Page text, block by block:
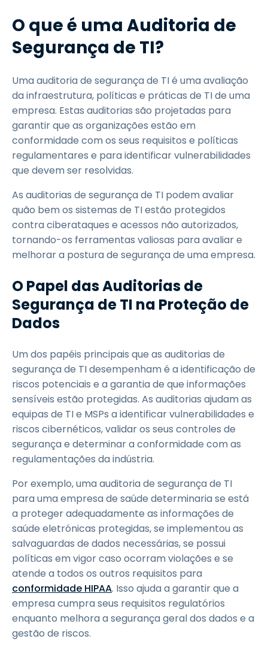
O que é uma Auditoria de
Segurança de TI?
Uma auditoria de segurança de TI é uma avaliação
da infraestrutura, políticas e práticas de TI de uma
empresa. Estas auditorias são projetadas para
garantir que as organizações estão em
conformidade com os seus requisitos e políticas
regulamentares e para identificar vulnerabilidades
que devem ser resolvidas.
As auditorias de segurança de TI podem avaliar
quão bem os sistemas de TI estão protegidos
contra ciberataques e acessos não autorizados,
tornando-os ferramentas valiosas para avaliar e
melhorar a postura de segurança de uma empresa.
O Papel das Auditorias de
Segurança de TI na Proteção de
Dados
Um dos papéis principais que as auditorias de
segurança de TI desempenham é a identificação de
riscos potenciais e a garantia de que informações
sensíveis estão protegidas. As auditorias ajudam as
equipas de TI e MSPs a identificar vulnerabilidades e
riscos cibernéticos, validar os seus controles de
segurança e determinar a conformidade com as
regulamentações da indústria.
Por exemplo, uma auditoria de segurança de TI
para uma empresa de saúde determinaria se está
a proteger adequadamente as informações de
saúde eletrónicas protegidas, se implementou as
salvaguardas de dados necessárias, se possui
políticas em vigor caso ocorram violações e se
atende a todos os outros requisitos para
conformidade HIPAA. Isso ajuda a garantir que a
empresa cumpra seus requisitos regulatórios
enquanto melhora a segurança geral dos dados e a
gestão de riscos.